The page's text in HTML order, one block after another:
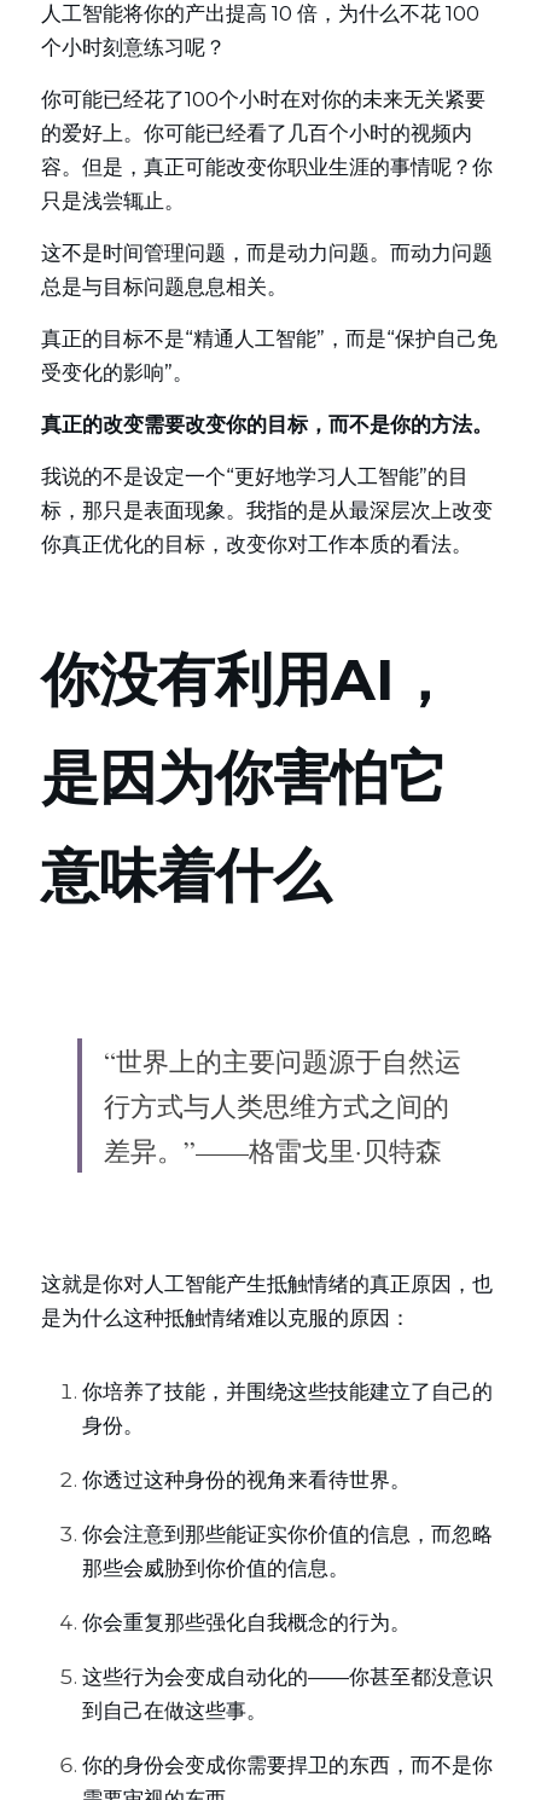
人工智能将你的产出提高 10 倍，为什么不花 100
个小时刻意练习呢？
你可能已经花了100个小时在对你的未来无关紧要
的爱好上。你可能已经看了几百个小时的视频内
容。但是，真正可能改变你职业生涯的事情呢？你
只是浅尝辄止。
这不是时间管理问题，而是动力问题。而动力问题
总是与目标问题息息相关。
真正的目标不是“精通人工智能”，而是“保护自己免
受变化的影响”。
真正的改变需要改变你的目标，而不是你的方法。
我说的不是设定一个“更好地学习人工智能”的目
标，那只是表面现象。我指的是从最深层次上改变
你真正优化的目标，改变你对工作本质的看法。
你没有利用AI，
是因为你害怕它
意味着什么
“世界上的主要问题源于自然运
行方式与人类思维方式之间的
差异。”——格雷戈里·贝特森
这就是你对人工智能产生抵触情绪的真正原因，也
是为什么这种抵触情绪难以克服的原因：
你培养了技能，并围绕这些技能建立了自己的
身份。
你透过这种身份的视角来看待世界。
你会注意到那些能证实你价值的信息，而忽略
那些会威胁到你价值的信息。
你会重复那些强化自我概念的行为。
这些行为会变成自动化的——你甚至都没意识
到自己在做这些事。
你的身份会变成你需要捍卫的东西，而不是你